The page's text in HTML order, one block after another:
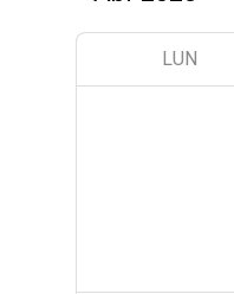
LUN